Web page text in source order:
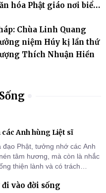
hóa Phật giáo nơi biển
Chùa Linh Quang
niệm Húy kị lần thứ
Thích Nhuận Hiền
Anh hùng Liệt sĩ
Phật, tưởng nhớ các Anh
tâm hương, mà còn là nhắc
thiện lành và có trách
vào đời sống